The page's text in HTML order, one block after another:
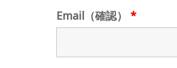
Email（確認） *